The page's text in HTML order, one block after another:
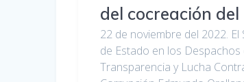
del cocreación del
22 de noviembre del 2022. El
de Estado en los Despachos
Transparencia y Lucha